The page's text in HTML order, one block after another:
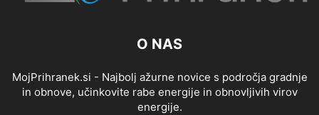
O NAS
MojPrihranek.si - Najbolj ažurne novice s področja gradnje
in obnove, učinkovite rabe energije in obnovljivih virov
energije.